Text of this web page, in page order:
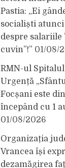
Pastia: „Ei
socialiști atunci
despre salariile
cuvin”!” 01/08/
RMN-ul
Urgență
Focșani este
începând cu 1
01/08/2026
Organizația
Vrancea își
dezamăgirea